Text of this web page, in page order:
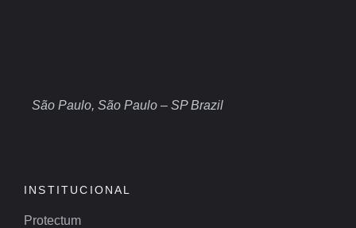
São Paulo, São Paulo – SP Brazil
INSTITUCIONAL
Protectum